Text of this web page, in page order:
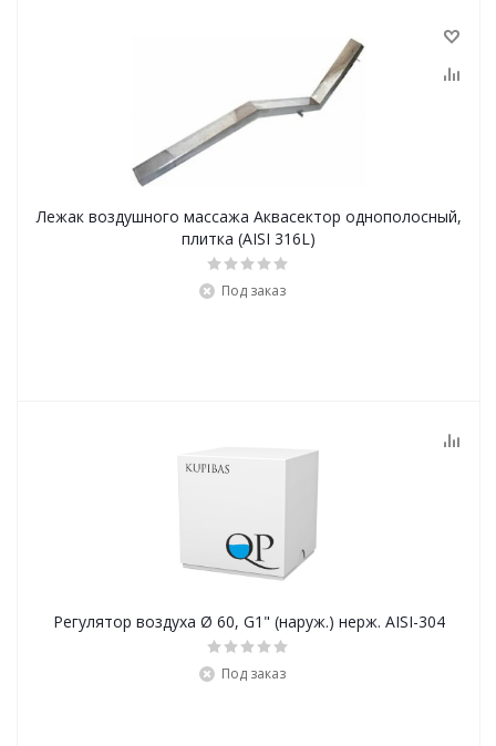
Лежак воздушного массажа Аквасектор однополосный,
плитка (AISI 316L)
Под заказ
Регулятор воздуха Ø 60, G1" (наруж.) нерж. AISI-304
Под заказ